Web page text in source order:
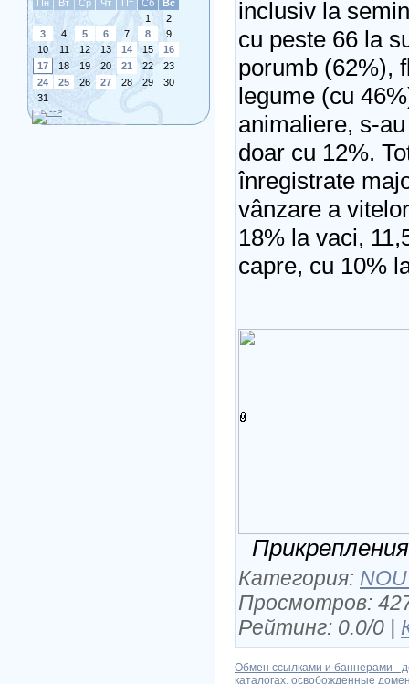
Пн
Вт Ср Чт Пт Сб
Вс
1
2
3
4 5 6 7 8
9
10
11 12 13 14 15
16
17
18 19 20 21 22
23
24
25 26 27 28 29
30
31
-->
inclusiv la
cu peste 66 la
porumb (62%),
legume (cu
animaliere, s-
doar cu 12%.
înregistrate
vânzare a
18% la vaci,
capre, cu 10%
Категория:
Просмотров:
Рейтинг: 0.0/0 |
Обмен ссылками и баннерами -
каталогах, освобожденные